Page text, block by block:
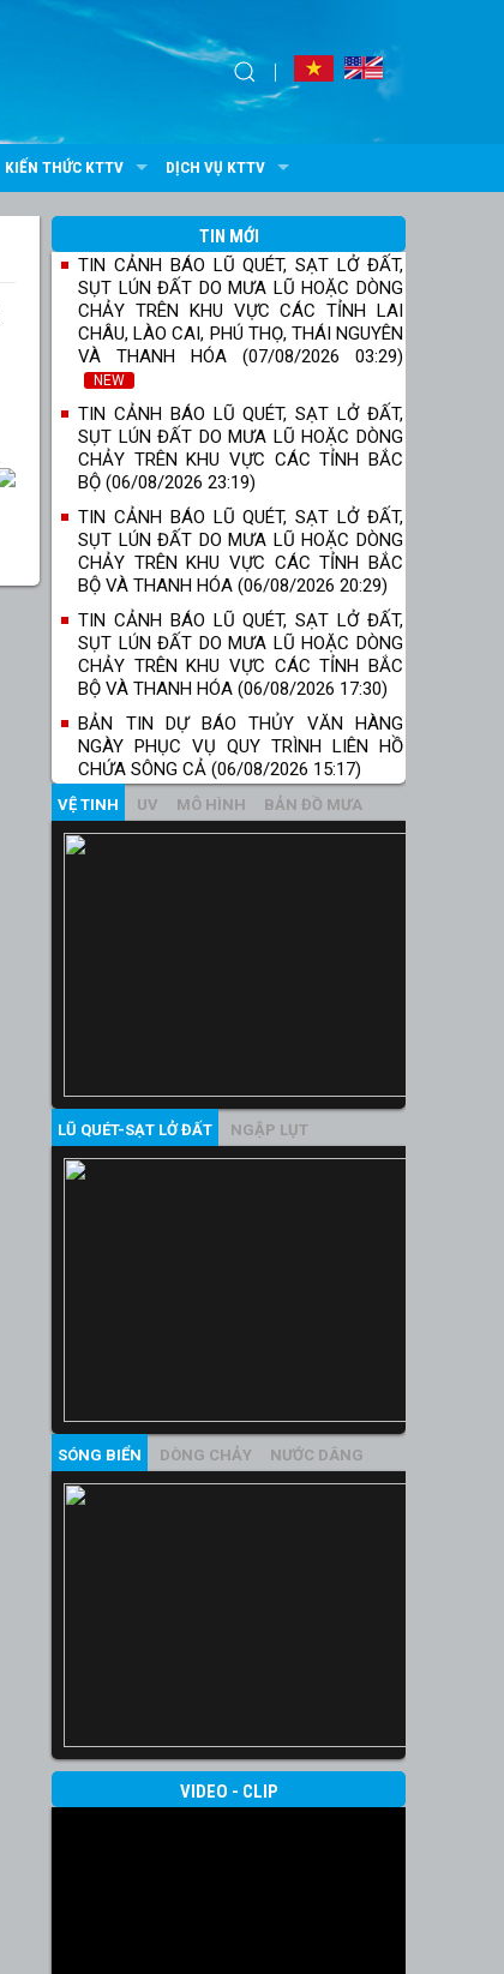
KIẾN THỨC KTTV DỊCH VỤ KTTV
TIN MỚI
TIN CẢNH BÁO LŨ QUÉT, SẠT LỞ ĐẤT,
SỤT LÚN ĐẤT DO MƯA LŨ HOẶC DÒNG
CHẢY TRÊN KHU VỰC CÁC TỈNH LAI
CHÂU, LÀO CAI, PHÚ THỌ, THÁI NGUYÊN
VÀ THANH HÓA (07/08/2026 03:29)
NEW
TIN CẢNH BÁO LŨ QUÉT, SẠT LỞ ĐẤT,
SỤT LÚN ĐẤT DO MƯA LŨ HOẶC DÒNG
CHẢY TRÊN KHU VỰC CÁC TỈNH BẮC
BỘ (06/08/2026 23:19)
TIN CẢNH BÁO LŨ QUÉT, SẠT LỞ ĐẤT,
SỤT LÚN ĐẤT DO MƯA LŨ HOẶC DÒNG
CHẢY TRÊN KHU VỰC CÁC TỈNH BẮC
BỘ VÀ THANH HÓA (06/08/2026 20:29)
TIN CẢNH BÁO LŨ QUÉT, SẠT LỞ ĐẤT,
SỤT LÚN ĐẤT DO MƯA LŨ HOẶC DÒNG
CHẢY TRÊN KHU VỰC CÁC TỈNH BẮC
BỘ VÀ THANH HÓA (06/08/2026 17:30)
BẢN TIN DỰ BÁO THỦY VĂN HÀNG
NGÀY PHỤC VỤ QUY TRÌNH LIÊN HỒ
CHỨA SÔNG CẢ (06/08/2026 15:17)
VỆ TINH UV MÔ HÌNH BẢN ĐỒ MƯA
LŨ QUÉT-SẠT LỞ ĐẤT NGẬP LỤT
SÓNG BIỂN DÒNG CHẢY NƯỚC DÂNG
VIDEO - CLIP